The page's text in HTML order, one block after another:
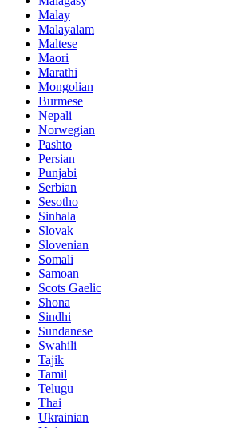
Malay
Malayalam
Maltese
Maori
Marathi
Mongolian
Burmese
Nepali
Norwegian
Pashto
Persian
Punjabi
Serbian
Sesotho
Sinhala
Slovak
Slovenian
Somali
Samoan
Scots Gaelic
Shona
Sindhi
Sundanese
Swahili
Tajik
Tamil
Telugu
Thai
Ukrainian